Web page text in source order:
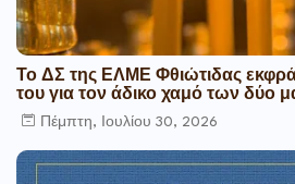
Το ΔΣ της ΕΛΜΕ Φθιώτιδας
του για τον άδικο χαμό των δύο
Πέμπτη, Ιουλίου 30, 2026